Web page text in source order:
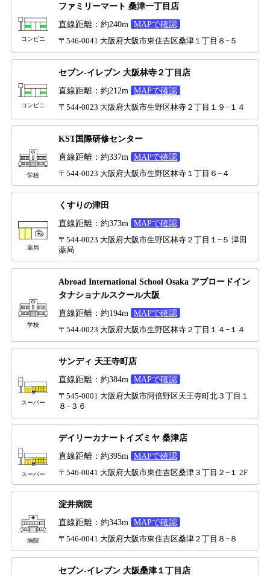
コンビニ
ファミリーマート 桑津一丁目店
直線距離：約240m
MAPで確認
〒546-0041 大阪府大阪市東住吉区桑津１丁目８−５
コンビニ
セブン-イレブン 大阪林寺２丁目店
直線距離：約212m
MAPで確認
〒544-0023 大阪府大阪市生野区林寺２丁目１９−１４
学校
KST国際研修センター
直線距離：約337m
MAPで確認
〒544-0023 大阪府大阪市生野区林寺１丁目６−４
薬局
くすりの津田
直線距離：約373m
MAPで確認
〒544-0023 大阪府大阪市生野区林寺２丁目１−５ 津田
薬局
学校
Abroad International School Osaka アブロードイン
タナショナルスクール大阪
直線距離：約194m
MAPで確認
〒544-0023 大阪府大阪市生野区林寺２丁目１４−１４
スーパー
サンディ 天王寺町店
直線距離：約384m
MAPで確認
〒545-0001 大阪府大阪市阿倍野区天王寺町北３丁目１
８−３６
スーパー
デイリーカナートイズミヤ 桑津店
直線距離：約395m
MAPで確認
〒546-0041 大阪府大阪市東住吉区桑津３丁目２−１ 2F
病院
淀井病院
直線距離：約343m
MAPで確認
〒546-0041 大阪府大阪市東住吉区桑津２丁目８−８
セブン-イレブン 大阪桑津１丁目店